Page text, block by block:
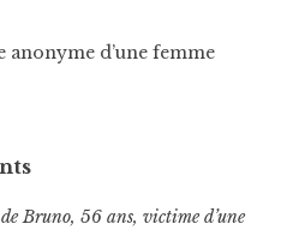
d’une femme
Bruno, 56 ans, victime d’une